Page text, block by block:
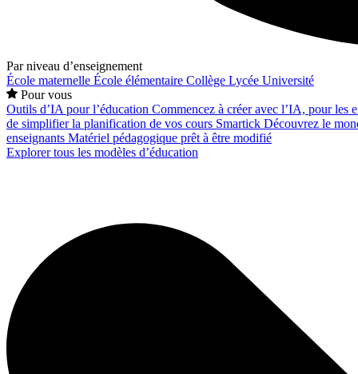
Par niveau d’enseignement
École maternelle École élémentaire Collège Lycée Université
Pour vous
Outils d’IA pour l’éducation Commencez à créer avec l’IA, pour les
de simplifier la planification de vos cours Smartick Découvrez le
enseignants Matériel pédagogique prêt à être modifié
Explorer tous les modèles d’éducation